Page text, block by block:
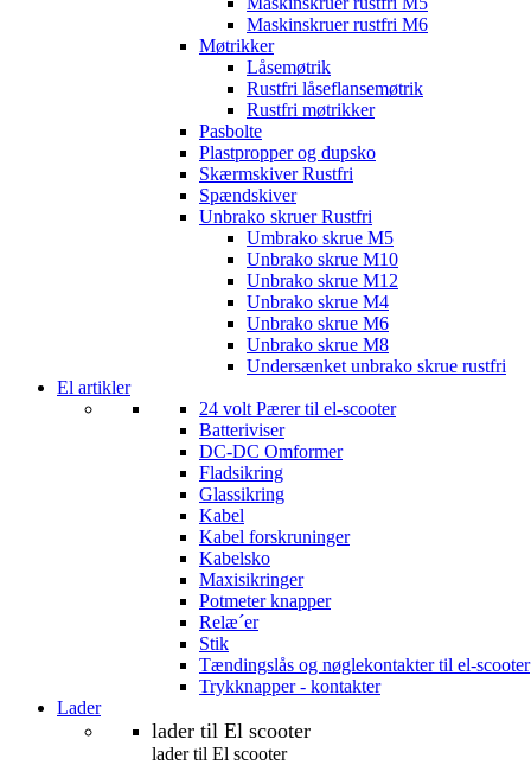
Maskinskruer rustfri M6
Møtrikker
Låsemøtrik
Rustfri låseflansemøtrik
Rustfri møtrikker
Pasbolte
Plastpropper og dupsko
Skærmskiver Rustfri
Spændskiver
Unbrako skruer Rustfri
Umbrako skrue M5
Unbrako skrue M10
Unbrako skrue M12
Unbrako skrue M4
Unbrako skrue M6
Unbrako skrue M8
Undersænket unbrako skrue rustfri
El artikler
24 volt Pærer til el-scooter
Batteriviser
DC-DC Omformer
Fladsikring
Glassikring
Kabel
Kabel forskruninger
Kabelsko
Maxisikringer
Potmeter knapper
Relæ´er
Stik
Tændingslås og nøglekontakter til el-scooter
Trykknapper - kontakter
Lader
lader til El scooter
lader til El scooter